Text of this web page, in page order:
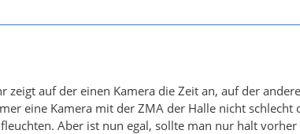
zeigt auf der einen Kamera die Zeit an, auf der
eine Kamera mit der ZMA der Halle nicht schlecht
Aber ist nun egal, sollte man nur halt